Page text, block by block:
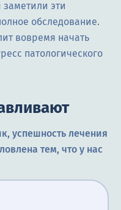
эти
обследование.
вовремя начать
патологического
успешность лечения
тем, что у нас